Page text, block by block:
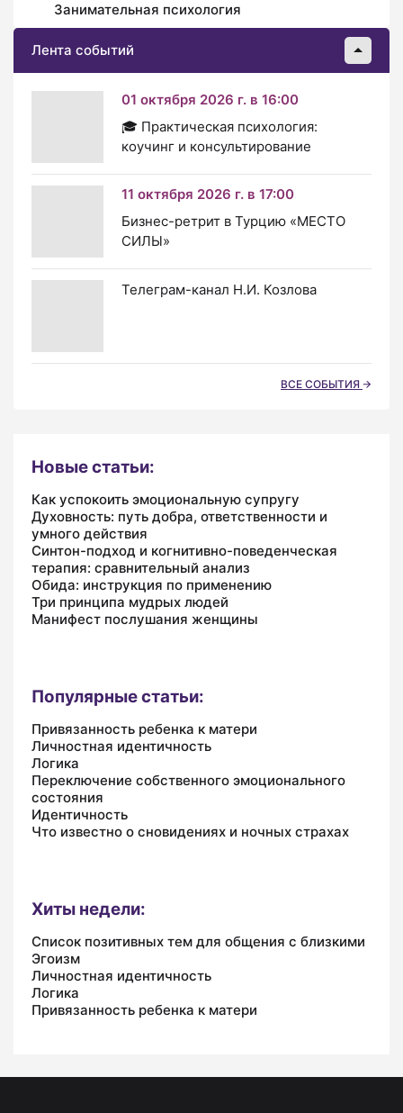
Занимательная психология
Лента событий
01 октября 2026 г. в 16:00
🎓 Практическая психология:
коучинг и консультирование
11 октября 2026 г. в 17:00
Бизнес-ретрит в Турцию «МЕСТО
СИЛЫ»
Телеграм-канал Н.И. Козлова
ВСЕ СОБЫТИЯ
Новые статьи:
Как успокоить эмоциональную супругу
Духовность: путь добра, ответственности и
умного действия
Синтон-подход и когнитивно-поведенческая
терапия: сравнительный анализ
Обида: инструкция по применению
Три принципа мудрых людей
Манифест послушания женщины
Популярные статьи:
Привязанность ребенка к матери
Личностная идентичность
Логика
Переключение собственного эмоционального
состояния
Идентичность
Что известно о сновидениях и ночных страхах
Хиты недели:
Список позитивных тем для общения с близкими
Эгоизм
Личностная идентичность
Логика
Привязанность ребенка к матери